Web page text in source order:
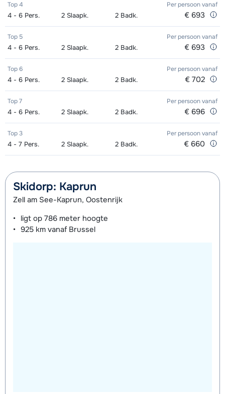
Top 4 Per persoonvanaf
4 - 6 Pers. 2 Slaapk. 2 Badk. € 693
Top 5 Per persoonvanaf
4 - 6 Pers. 2 Slaapk. 2 Badk. € 693
Top 6 Per persoonvanaf
4 - 6 Pers. 2 Slaapk. 2 Badk. € 702
Top 7 Per persoonvanaf
4 - 6 Pers. 2 Slaapk. 2 Badk. € 696
Top 3 Per persoonvanaf
4 - 7 Pers. 2 Slaapk. 2 Badk. € 660
Skidorp: Kaprun
Zell am See-Kaprun, Oostenrijk
ligt op 786 meter hoogte
925 km vanaf Brussel